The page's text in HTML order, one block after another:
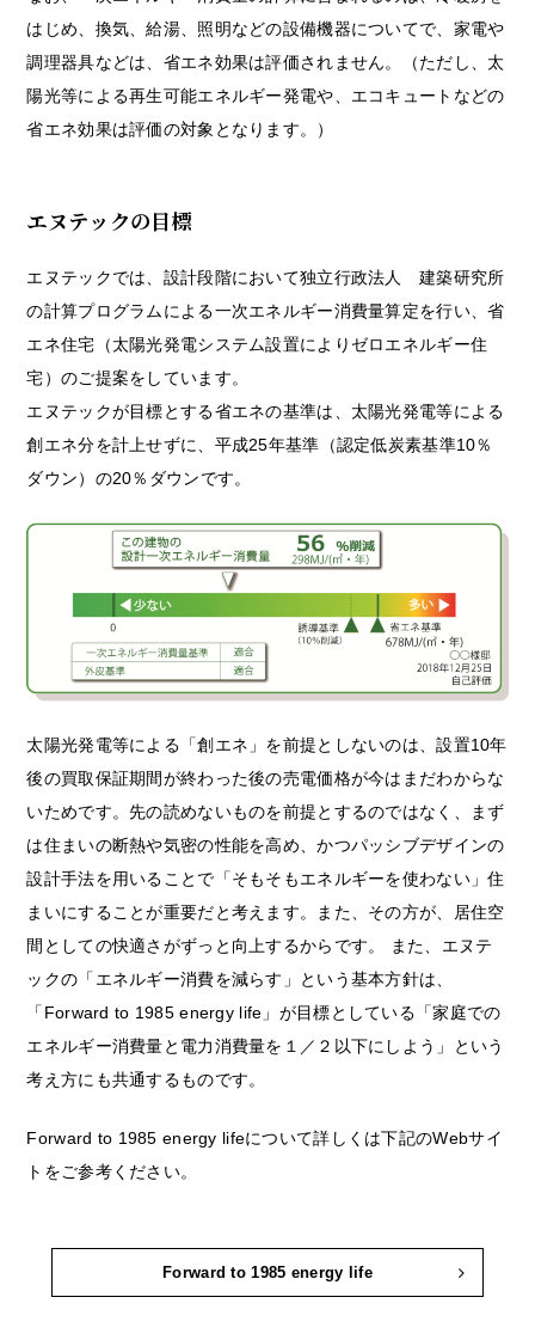
はじめ、換気、給湯、照明などの設備機器についてで、家電や
調理器具などは、省エネ効果は評価されません。（ただし、太
陽光等による再生可能エネルギー発電や、エコキュートなどの
省エネ効果は評価の対象となります。）
エヌテックの目標
エヌテックでは、設計段階において独立行政法人 建築研究所
の計算プログラムによる一次エネルギー消費量算定を行い、省
エネ住宅（太陽光発電システム設置によりゼロエネルギー住
宅）のご提案をしています。
エヌテックが目標とする省エネの基準は、太陽光発電等による
創エネ分を計上せずに、平成25年基準（認定低炭素基準10％
ダウン）の20％ダウンです。
太陽光発電等による「創エネ」を前提としないのは、設置10年
後の買取保証期間が終わった後の売電価格が今はまだわからな
いためです。先の読めないものを前提とするのではなく、まず
は住まいの断熱や気密の性能を高め、かつパッシブデザインの
設計手法を用いることで「そもそもエネルギーを使わない」住
まいにすることが重要だと考えます。また、その方が、居住空
間としての快適さがずっと向上するからです。 また、エヌテ
ックの「エネルギー消費を減らす」という基本方針は、
「Forward to 1985 energy life」が目標としている「家庭での
エネルギー消費量と電力消費量を１／２以下にしよう」という
考え方にも共通するものです。
Forward to 1985 energy lifeについて詳しくは下記のWebサイ
トをご参考ください。
Forward to 1985 energy life